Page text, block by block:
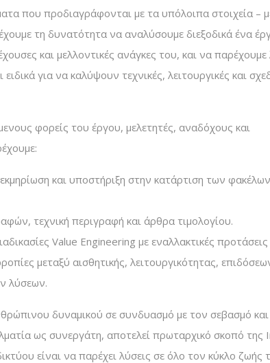
που προδιαγράφονται με τα υπόλοιπα στοιχεία –
τη δυνατότητα να αναλύσουμε διεξοδικά ένα
και μελλοντικές ανάγκες του, και να παρέχουμε
για να καλύψουν τεχνικές, λειτουργικές και
φορείς του έργου, μελετητές, αναδόχους και
και υποστήριξη στην κατάρτιση των φακέλων
τεχνική περιγραφή και άρθρα τιμολογίου.
Value Engineering με εναλλακτικές προτάσεις
μεταξύ αισθητικής, λειτουργικότητας,
λύσεων.
δυναμικού σε συνδυασμό με τον σεβασμό και
ως συνεργάτη, αποτελεί πρωταρχικό σκοπό της
είναι να παρέχει λύσεις σε όλο τον κύκλο ζωής